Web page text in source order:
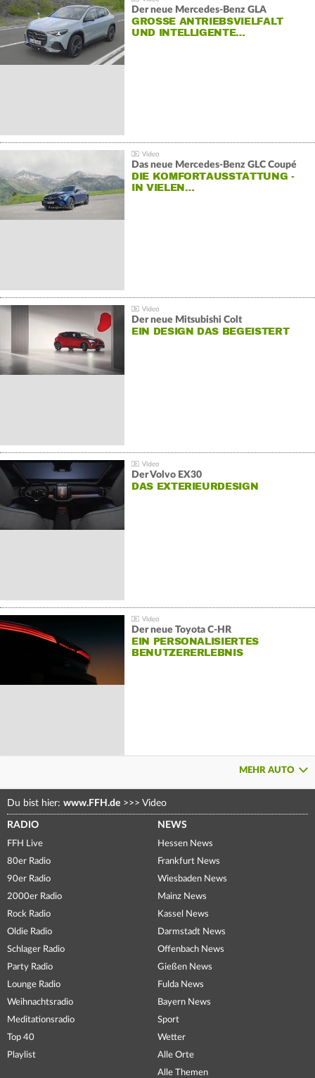
Der neue Mercedes-Benz GLA
GROSSE ANTRIEBSVIELFALT U
ND INTELLIGENTE…
Das neue Mercedes-Benz GLC Coupé
DIE KOMFORTAUSSTATTUNG -
IN VIELEN…
Der neue Mitsubishi Colt
EIN DESIGN DAS BEGEISTERT
Der Volvo EX30
DAS EXTERIEURDESIGN
Der neue Toyota C-HR
EIN PERSONALISIERTES
BENUTZERERLEBNIS
MEHR AUTO
Du bist hier: www.FFH.de >>> Video
RADIO
FFH Live
80er Radio
90er Radio
2000er Radio
Rock Radio
Oldie Radio
Schlager Radio
Party Radio
Lounge Radio
Weihnachtsradio
Meditationsradio
Top 40
Playlist
NEWS
Hessen News
Frankfurt News
Wiesbaden News
Mainz News
Kassel News
Darmstadt News
Offenbach News
Gießen News
Fulda News
Bayern News
Sport
Wetter
Alle Orte
Alle Themen